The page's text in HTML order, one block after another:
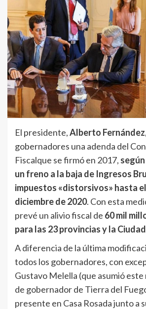
El presidente,Alberto Fernández
gobernadores una adenda del
Fiscalque se firmó en 2017,
un freno a la baja de Ingresos
impuestos «distorsivos» hasta
diciembre de 2020. Con esta
prevé un alivio fiscal de 60 mil
para las 23 provincias y la
A diferencia de la última
todos los gobernadores, con
Gustavo Melella (que asumió
de gobernador de Tierra del
presente en Casa Rosada junto a